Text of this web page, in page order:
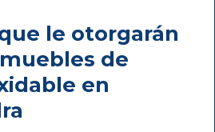
le otorgarán
de
en